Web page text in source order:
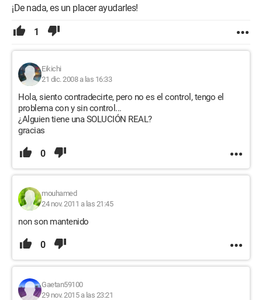
¡De nada, es un placer ayudarles!
1
Eikichi
21 dic. 2008 a las 16:33
Hola, siento contradecirte, pero no es el control, tengo el
problema con y sin control...
¿Alguien tiene una SOLUCIÓN REAL?
gracias
0
mouhamed
24 nov. 2011 a las 21:45
non son mantenido
0
Gaetan59100
29 nov. 2015 a las 23:21